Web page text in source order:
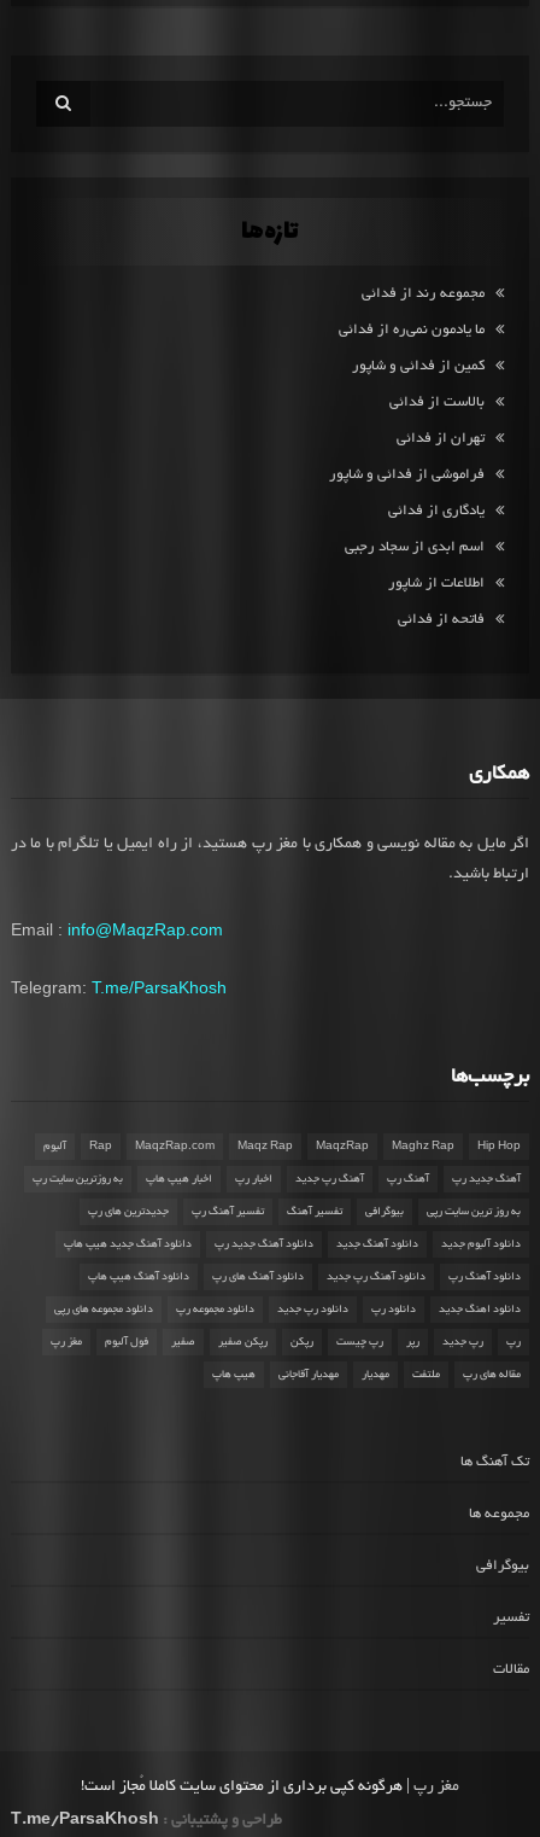
تازه‌ها
مجموعه رند از فدائی
ما یادمون نمی‌ره از فدائی
کمین از فدائی و شاپور
بالاست از فدائی
تهران از فدائی
فراموشی از فدائی و شاپور
یادگاری از فدائی
اسم ابدی از سجاد رجبی
اطلاعات از شاپور
فاتحه از فدائی
همکاری
اگر مایل به مقاله نویسی و همکاری با مغز رپ هستید، از راه ایمیل یا تلگرام با ما در
ارتباط باشید.
Email : info@MaqzRap.com
Telegram: T.me/ParsaKhosh
برچسب‌ها
Hip Hop
Maghz Rap
MaqzRap
Maqz Rap
MaqzRap.com
Rap آلبوم
آهنگ جدید رپ آهنگ رپ آهنگ رپ جدید اخبار رپ اخبار هیپ هاپ به روزترین سایت رپ
به روز ترین سایت رپی بیوگرافی تفسیر آهنگ تفسیر آهنگ رپ جدیدترین های رپ
دانلود آلبوم جدید دانلود آهنگ جدید دانلود آهنگ جدید رپ دانلود آهنگ جدید هیپ هاپ
دانلود آهنگ رپ دانلود آهنگ رپ جدید دانلود آهنگ های رپ دانلود آهنگ هیپ هاپ
دانلود اهنگ جدید دانلود رپ دانلود رپ جدید دانلود مجموعه رپ دانلود مجموعه های رپی
رپ رپ جدید رپر رپ چیست رپکن رپکن صفیر صفیر فول آلبوم مغز رپ
مقاله های رپ ملتفت مهدیار مهدیار آقاجانی هیپ هاپ
تک آهنگ ها
مجموعه ها
بیوگرافی
تفسیر
مقالات
مغز رپ | هرگونه کپی برداری از محتوای سایت کاملا مُجاز است!
طراحی و پشتیبانی : T.me/ParsaKhosh